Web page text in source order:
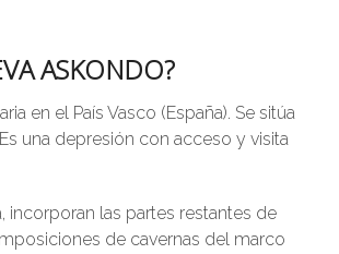
ASKONDO?
en el País Vasco (España). Se sitúa
una depresión con acceso y visita
incorporan las partes restantes de
de cavernas del marco